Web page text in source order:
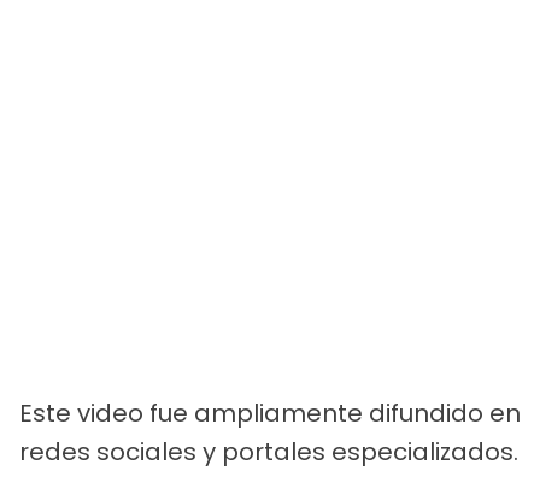
Este video fue ampliamente difundido en
redes sociales y portales especializados.